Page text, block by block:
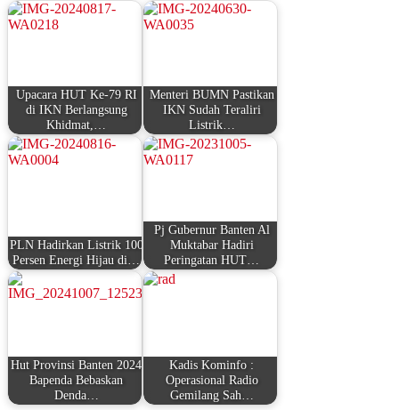
Upacara HUT Ke-79 RI
di IKN Berlangsung
Khidmat,…
Menteri BUMN Pastikan
IKN Sudah Teraliri
Listrik…
PLN Hadirkan Listrik 100
Persen Energi Hijau di…
Pj Gubernur Banten Al
Muktabar Hadiri
Peringatan HUT…
Hut Provinsi Banten 2024
Bapenda Bebaskan
Denda…
Kadis Kominfo :
Operasional Radio
Gemilang Sah…